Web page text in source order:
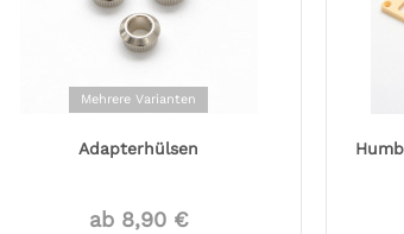
Mehrere Varianten
Adapterhülsen
ab 8,90 €